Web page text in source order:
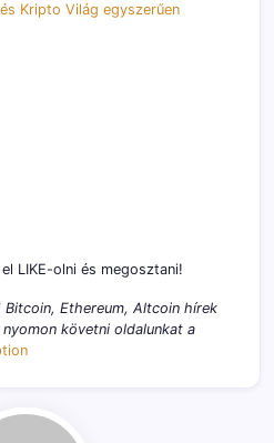
Kripto Világ egyszerűen
LIKE-olni és megosztani!
Ethereum, Altcoin hírek
követni oldalunkat a